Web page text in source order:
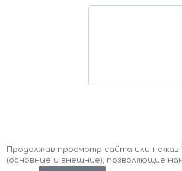
Продолжив просмотр сайта или нажав
(основные и внешние), позволяющие